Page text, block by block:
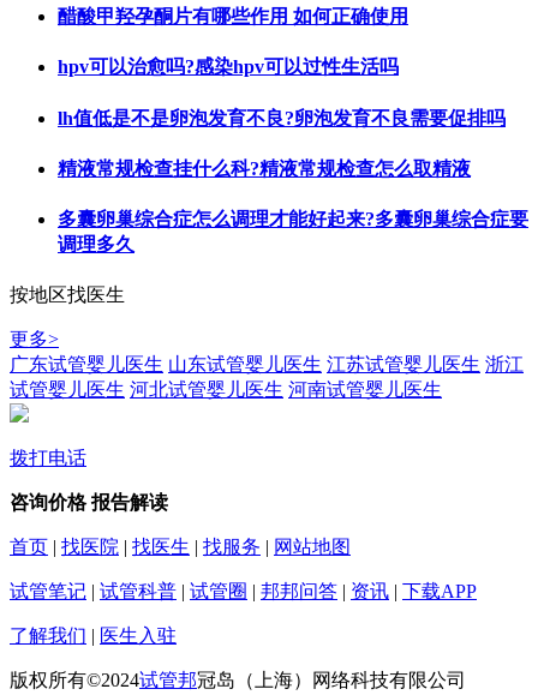
醋酸甲羟孕酮片有哪些作用 如何正确使用
hpv可以治愈吗?感染hpv可以过性生活吗
lh值低是不是卵泡发育不良?卵泡发育不良需要促排吗
精液常规检查挂什么科?精液常规检查怎么取精液
多囊卵巢综合症怎么调理才能好起来?多囊卵巢综合症要
调理多久
按地区找医生
更多>
广东试管婴儿医生 山东试管婴儿医生 江苏试管婴儿医生 浙江
试管婴儿医生 河北试管婴儿医生 河南试管婴儿医生
拨打电话
咨询价格 报告解读
首页 | 找医院 | 找医生 | 找服务 | 网站地图
试管笔记 | 试管科普 | 试管圈 | 邦邦问答 | 资讯 | 下载APP
了解我们 | 医生入驻
版权所有©2024试管邦冠岛（上海）网络科技有限公司